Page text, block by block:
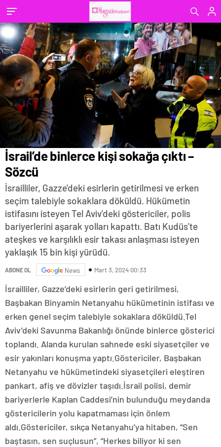
İsrail’de binlerce kişi sokağa çıktı –
Sözcü
İsrailliler, Gazze'deki esirlerin getirilmesi ve erken
seçim talebiyle sokaklara döküldü. Hükümetin
istifasını isteyen Tel Aviv'deki göstericiler, polis
bariyerlerini aşarak yolları kapattı. Batı Kudüs'te
ateşkes ve karşılıklı esir takası anlaşması isteyen
yaklaşık 15 bin kişi yürüdü.
ABONE OL News Mart 3, 2024 00:33
İsrailliler, Gazze’deki esirlerin geri getirilmesi,
Başbakan Binyamin Netanyahu hükümetinin istifası ve
erken genel seçim talebiyle sokaklara döküldü.Tel
Aviv’deki Savunma Bakanlığı önünde binlerce gösterici
toplandı. Alanda kurulan sahnede eski siyasetçiler ve
esir yakınları konuşma yaptı.Göstericiler, Başbakan
Netanyahu ve hükümetindeki siyasetçileri eleştiren
pankart, afiş ve dövizler taşıdı.İsrail polisi, demir
bariyerlerle Kaplan Caddesi’nin bulunduğu meydanda
göstericilerin yolu kapatmaması için önlem
aldı.Göstericiler, sıkça Netanyahu’ya hitaben, “Sen
baştasın, sen suçlusun”, “Herkes biliyor ki sen